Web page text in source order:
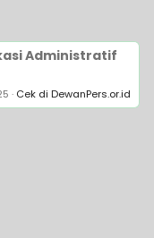
Administratif
· Cek di DewanPers.or.id